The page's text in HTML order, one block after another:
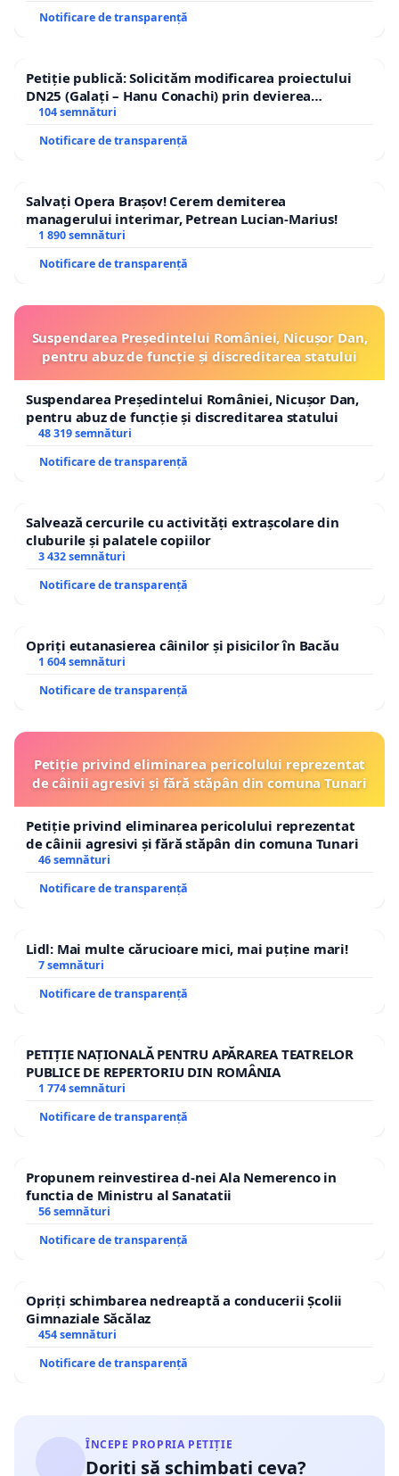
Notificare de transparență
Petiție publică: Solicităm modificarea proiectului
DN25 (Galați – Hanu Conachi) prin devierea
traseului în afara localităților!
104 semnături
Notificare de transparență
Salvați Opera Brașov! Cerem demiterea
managerului interimar, Petrean Lucian-Marius!
1 890 semnături
Notificare de transparență
Suspendarea Președintelui României, Nicușor Dan,
pentru abuz de funcție și discreditarea statului
Suspendarea Președintelui României, Nicușor Dan,
pentru abuz de funcție și discreditarea statului
48 319 semnături
Notificare de transparență
Salvează cercurile cu activități extrașcolare din
cluburile și palatele copiilor
3 432 semnături
Notificare de transparență
Opriți eutanasierea câinilor și pisicilor în Bacău
1 604 semnături
Notificare de transparență
Petiție privind eliminarea pericolului reprezentat
de câinii agresivi și fără stăpân din comuna Tunari
Petiție privind eliminarea pericolului reprezentat
de câinii agresivi și fără stăpân din comuna Tunari
46 semnături
Notificare de transparență
Lidl: Mai multe cărucioare mici, mai puține mari!
7 semnături
Notificare de transparență
PETIȚIE NAȚIONALĂ PENTRU APĂRAREA TEATRELOR
PUBLICE DE REPERTORIU DIN ROMÂNIA
1 774 semnături
Notificare de transparență
Propunem reinvestirea d-nei Ala Nemerenco in
functia de Ministru al Sanatatii
56 semnături
Notificare de transparență
Opriți schimbarea nedreaptă a conducerii Școlii
Gimnaziale Săcălaz
454 semnături
Notificare de transparență
ÎNCEPE PROPRIA PETIȚIE
Doriți să schimbați ceva?